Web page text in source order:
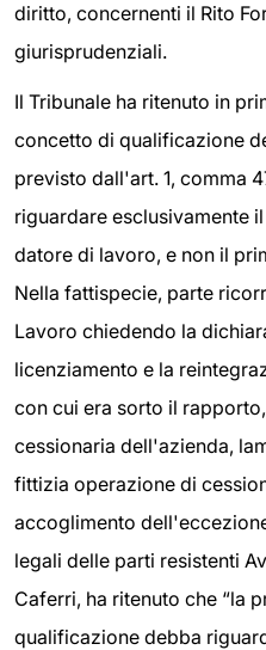
diritto, concernenti il Rito
giurisprudenziali.
Il Tribunale ha ritenuto in
concetto di qualificazione
previsto dall'art. 1, comma
riguardare esclusivamente
datore di lavoro, e non il
Nella fattispecie, parte
Lavoro chiedendo la
licenziamento e la
con cui era sorto il
cessionaria dell'azienda,
fittizia operazione di
accoglimento
legali delle parti resistenti
Caferri, ha ritenuto che “la
qualificazione debba